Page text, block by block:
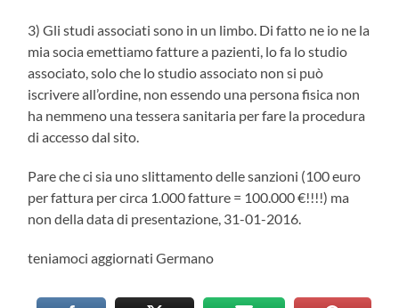
3) Gli studi associati sono in un limbo. Di fatto ne io ne la
mia socia emettiamo fatture a pazienti, lo fa lo studio
associato, solo che lo studio associato non si può
iscrivere all’ordine, non essendo una persona fisica non
ha nemmeno una tessera sanitaria per fare la procedura
di accesso dal sito.
Pare che ci sia uno slittamento delle sanzioni (100 euro
per fattura per circa 1.000 fatture = 100.000 €!!!!) ma
non della data di presentazione, 31-01-2016.
teniamoci aggiornati Germano